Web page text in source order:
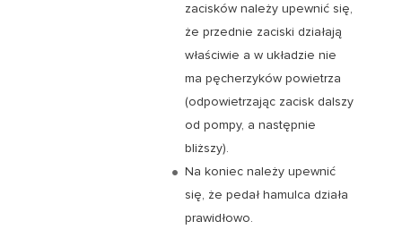
zacisków należy upewnić się,
że przednie zaciski działają
właściwie a w układzie nie
ma pęcherzyków powietrza
(odpowietrzając zacisk dalszy
od pompy, a następnie
bliższy).
Na koniec należy upewnić
się, że pedał hamulca działa
prawidłowo.